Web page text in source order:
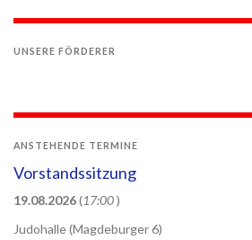
UNSERE FÖRDERER
ANSTEHENDE TERMINE
Vorstandssitzung
19.08.2026(17:00)
Judohalle (Magdeburger 6)